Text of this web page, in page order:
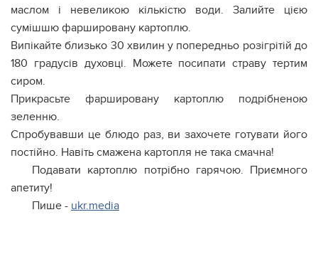
маслом і невеликою кількістю води. Залийте цією
сумішшю фаршировану картоплю.
Випікайте близько 30 хвилин у попередньо розігрітій до
180 градусів духовці. Можете посипати страву тертим
сиром.
Прикрасьте фаршировану картоплю подрібненою
зеленню.
Спробувавши це блюдо раз, ви захочете готувати його
постійно. Навіть смажена картопля не така смачна!
Подавати картоплю потрібно гарячою. Приємного
апетиту!
Пише - ukr.media